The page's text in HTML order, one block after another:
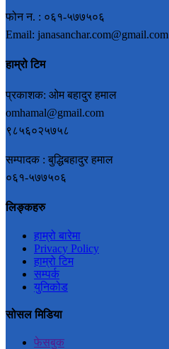
फोन न. : ०६१-५७७५०६
Email: janasanchar.com@gmail.com
हाम्रो टिम
प्रकाशक: ओम बहादुर हमाल
omhamal@gmail.com
९८५६०२५७५८
सम्पादक : बुद्धिबहादुर हमाल
०६१-५७७५०६
लिङ्कहरु
हाम्रो बारेमा
Privacy Policy
हाम्रो टिम
सम्पर्क
युनिकोड
सोसल मिडिया
फेसबुक